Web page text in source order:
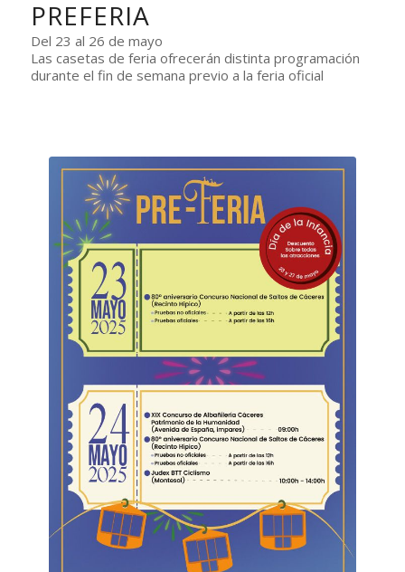
PREFERIA
Del 23 al 26 de mayo
Las casetas de feria ofrecerán distinta programación
durante el fin de semana previo a la feria oficial